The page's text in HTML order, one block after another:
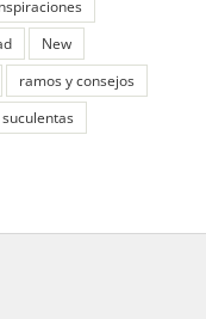
New
ramos y consejos
suculentas